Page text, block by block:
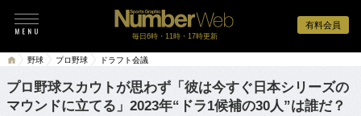
有料会員
毎日6時・11時・17時更新
野球 プロ野球 ドラフト会議
プロ野球スカウトが思わず「彼は今すぐ日本シリーズの
マウンドに立てる」2023年“ドラ1候補の30人”は誰だ？